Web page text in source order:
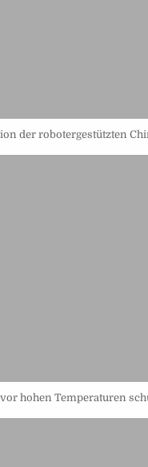
der robotergestützten
hohen Temperaturen